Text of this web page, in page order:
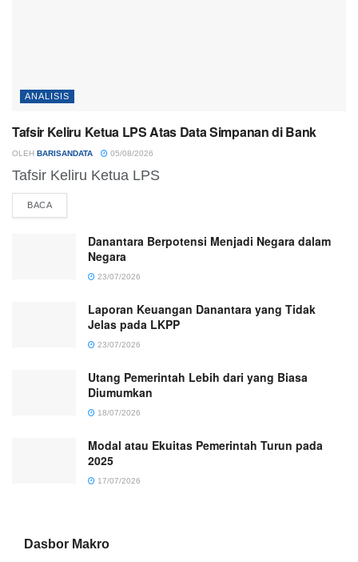
ANALISIS
Tafsir Keliru Ketua LPS Atas Data Simpanan di Bank
OLEH BARISANDATA 05/08/2026
Tafsir Keliru Ketua LPS
BACADETAILS
Danantara Berpotensi Menjadi Negara dalam
Negara
23/07/2026
Laporan Keuangan Danantara yang Tidak
Jelas pada LKPP
23/07/2026
Utang Pemerintah Lebih dari yang Biasa
Diumumkan
18/07/2026
Modal atau Ekuitas Pemerintah Turun pada
2025
17/07/2026
Dasbor Makro